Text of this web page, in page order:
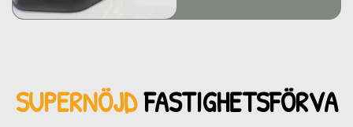
SUPERNÖJDFASTIGHETSFÖRVA